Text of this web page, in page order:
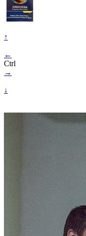
↑
←
Ctrl
→
↓